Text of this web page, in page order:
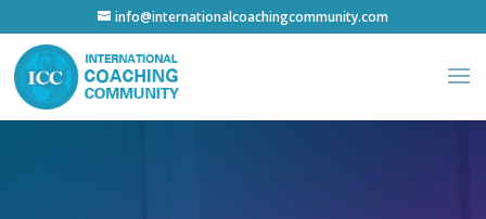
info@internationalcoachingcommunity.com